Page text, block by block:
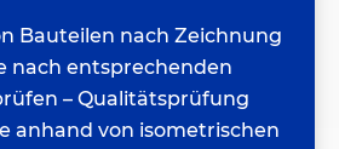
Bauteilen nach Zeichnung
nach entsprechenden
– Qualitätsprüfung
anhand von isometrischen